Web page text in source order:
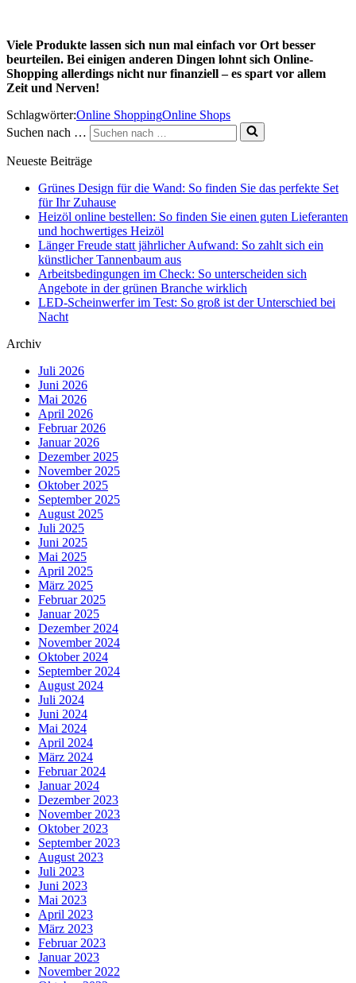
Viele Produkte lassen sich nun mal einfach vor Ort besser
beurteilen. Bei einigen anderen Dingen lohnt sich Online-
Shopping allerdings nicht nur finanziell – es spart vor allem
Zeit und Nerven!
Schlagwörter:Online ShoppingOnline Shops
Suchen nach …
Neueste Beiträge
Grünes Design für die Wand: So finden Sie das perfekte Set
für Ihr Zuhause
Heizöl online bestellen: So finden Sie einen guten Lieferanten
und hochwertiges Heizöl
Länger Freude statt jährlicher Aufwand: So zahlt sich ein
künstlicher Tannenbaum aus
Arbeitsbedingungen im Check: So unterscheiden sich
Angebote in der grünen Branche wirklich
LED-Scheinwerfer im Test: So groß ist der Unterschied bei
Nacht
Archiv
Juli 2026
Juni 2026
Mai 2026
April 2026
Februar 2026
Januar 2026
Dezember 2025
November 2025
Oktober 2025
September 2025
August 2025
Juli 2025
Juni 2025
Mai 2025
April 2025
März 2025
Februar 2025
Januar 2025
Dezember 2024
November 2024
Oktober 2024
September 2024
August 2024
Juli 2024
Juni 2024
Mai 2024
April 2024
März 2024
Februar 2024
Januar 2024
Dezember 2023
November 2023
Oktober 2023
September 2023
August 2023
Juli 2023
Juni 2023
Mai 2023
April 2023
März 2023
Februar 2023
Januar 2023
November 2022